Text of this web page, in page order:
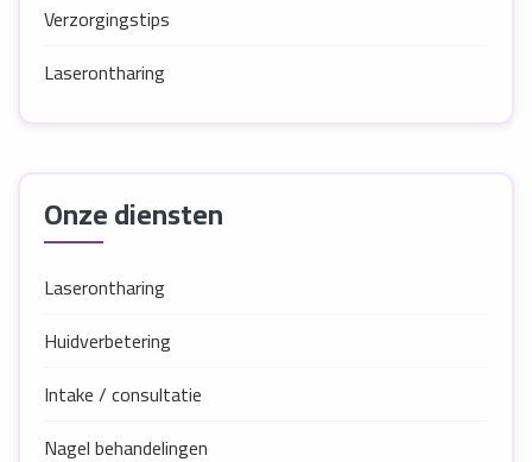
Verzorgingstips
Laserontharing
Onze diensten
Laserontharing
Huidverbetering
Intake / consultatie
Nagel behandelingen